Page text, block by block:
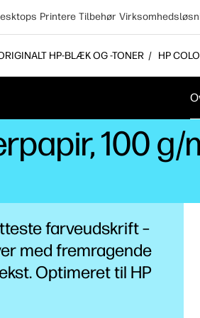
Printere Tilbehør
HP-BLÆK OG -TONER HP
100
farveudskrift –
med fremragende
Optimeret til HP